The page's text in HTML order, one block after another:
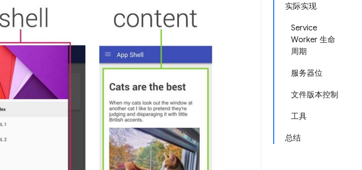
实际实现
Service
Worker 生命
周期
服务器位
文件版本控制
工具
总结